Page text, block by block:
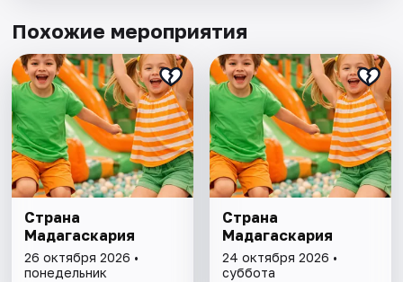
Похожие мероприятия
Страна
Мадагаскария
26 октября 2026 •
понедельник
Страна
Мадагаскария
24 октября 2026 •
суббота